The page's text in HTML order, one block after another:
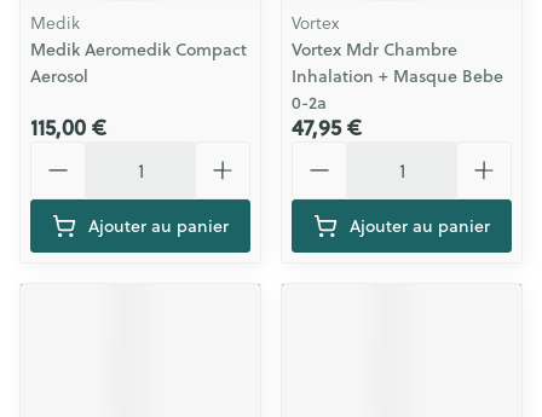
Medik
Medik Aeromedik Compact
Aerosol
115,00 €
Ajouter au panier
Vortex
Vortex Mdr Chambre
Inhalation + Masque Bebe
0-2a
47,95 €
Ajouter au panier